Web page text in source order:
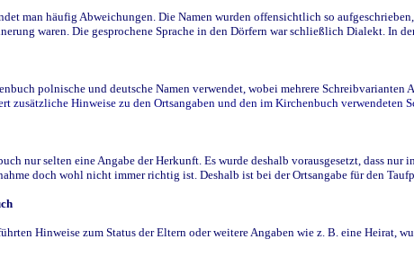
man häufig Abweichungen. Die Namen wurden offensichtlich so
waren. Die gesprochene Sprache in den Dörfern war schließlich Dialekt. In
polnische und deutsche Namen verwendet, wobei mehrere
zusätzliche Hinweise zu den Ortsangaben und den im Kirchenbuch verwendeten
nur selten eine Angabe der Herkunft. Es wurde deshalb vorausgesetzt, dass
doch wohl nicht immer richtig ist. Deshalb ist bei der Ortsangabe für den
Hinweise zum Status der Eltern oder weitere Angaben wie z. B. eine Heirat,